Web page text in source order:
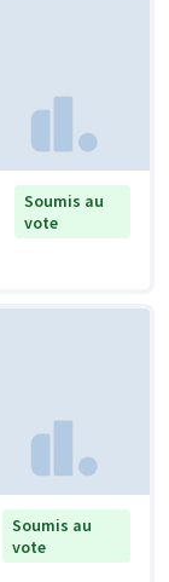
Soumis au
vote
Soumis au
vote